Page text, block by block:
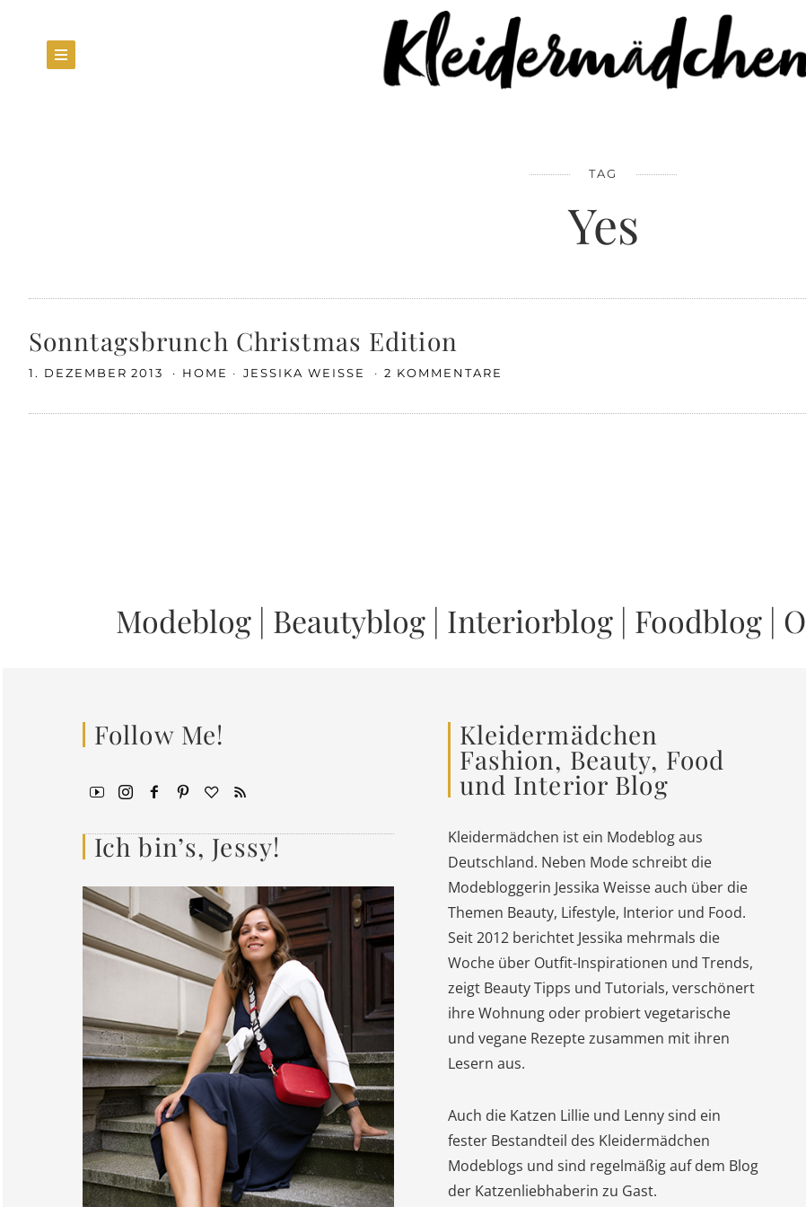
TAG
Yes
Sonntagsbrunch Christmas Edition
1. DEZEMBER 2013 HOME JESSIKA WEISSE 2 KOMMENTARE
Modeblog | Beautyblog | Interiorblog | Foodblog |
Follow Me!
Ich bin’s, Jessy!
Kleidermädchen
Fashion, Beauty, Food
und Interior Blog
Kleidermädchen ist ein Modeblog aus
Deutschland. Neben Mode schreibt die
Modebloggerin Jessika Weisse auch über die
Themen Beauty, Lifestyle, Interior und Food.
Seit 2012 berichtet Jessika mehrmals die
Woche über Outfit-Inspirationen und Trends,
zeigt Beauty Tipps und Tutorials, verschönert
ihre Wohnung oder probiert vegetarische
und vegane Rezepte zusammen mit ihren
Lesern aus.
Auch die Katzen Lillie und Lenny sind ein
fester Bestandteil des Kleidermädchen
Modeblogs und sind regelmäßig auf dem Blog
der Katzenliebhaberin zu Gast.